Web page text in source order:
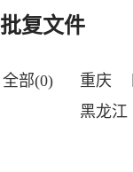
批复文件
全部(0) 重庆
黑龙江